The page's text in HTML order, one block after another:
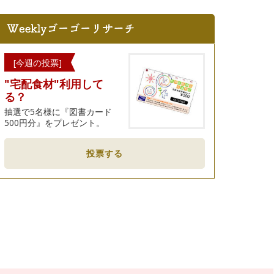
[今週の投票]
"宅配食材"利用して
る？
抽選で5名様に『図書カード
500円分』をプレゼント。
投票する